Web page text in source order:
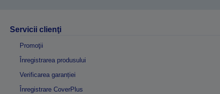
Servicii clienţi
Promoţii
Înregistrarea produsului
Verificarea garanției
Înregistrare CoverPlus